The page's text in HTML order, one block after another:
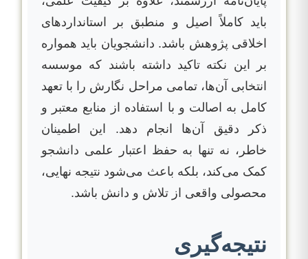
باید کاملاً اصیل و منطبق بر استانداردهای
اخلاقی پژوهش باشد. دانشجویان باید همواره
بر این نکته تاکید داشته باشند که موسسه
انتخابی آن‌ها، تمامی مراحل نگارش را با تعهد
کامل به اصالت و با استفاده از منابع معتبر و
ذکر دقیق آن‌ها انجام دهد. این اطمینان
خاطر، نه تنها به حفظ اعتبار علمی دانشجو
کمک می‌کند، بلکه باعث می‌شود نتیجه نهایی،
محصولی واقعی از تلاش و دانش باشد.
نتیجه‌گیری